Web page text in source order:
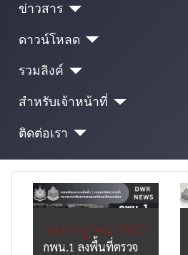
ข่าวสาร
ดาวน์โหลด
รวมลิงค์
สำหรับเจ้าหน้าที่
ติดต่อเรา
14 กรกฎาคม 2569
กพน.1 ลงพื้นที่ตรวจ